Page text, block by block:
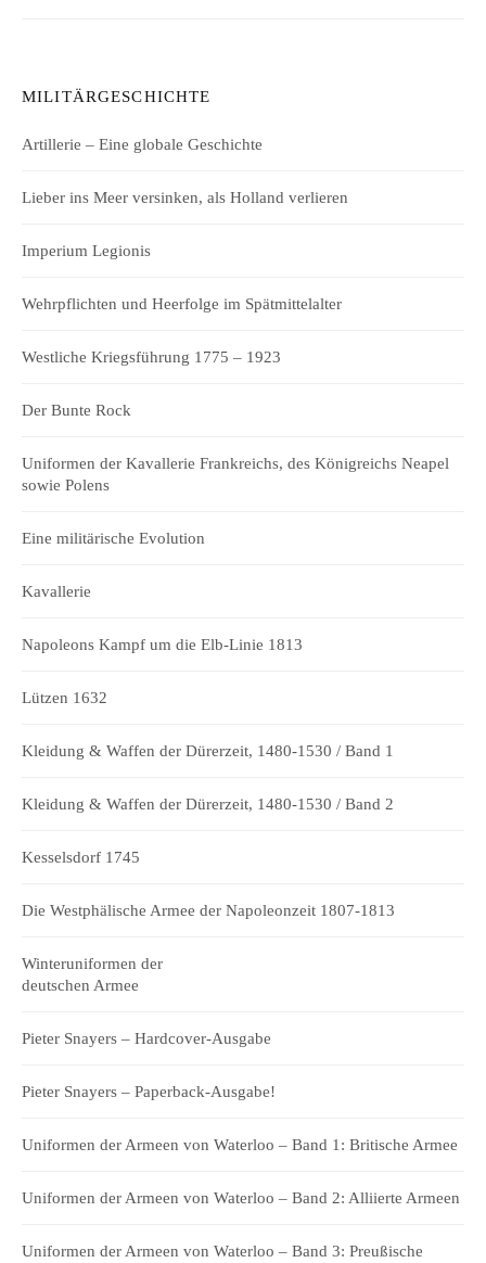
MILITÄRGESCHICHTE
Artillerie – Eine globale Geschichte
Lieber ins Meer versinken, als Holland verlieren
Imperium Legionis
Wehrpflichten und Heerfolge im Spätmittelalter
Westliche Kriegsführung 1775 – 1923
Der Bunte Rock
Uniformen der Kavallerie Frankreichs, des Königreichs Neapel
sowie Polens
Eine militärische Evolution
Kavallerie
Napoleons Kampf um die Elb-Linie 1813
Lützen 1632
Kleidung & Waffen der Dürerzeit, 1480-1530 / Band 1
Kleidung & Waffen der Dürerzeit, 1480-1530 / Band 2
Kesselsdorf 1745
Die Westphälische Armee der Napoleonzeit 1807-1813
Winteruniformen der
deutschen Armee
Pieter Snayers – Hardcover-Ausgabe
Pieter Snayers – Paperback-Ausgabe!
Uniformen der Armeen von Waterloo – Band 1: Britische Armee
Uniformen der Armeen von Waterloo – Band 2: Alliierte Armeen
Uniformen der Armeen von Waterloo – Band 3: Preußische